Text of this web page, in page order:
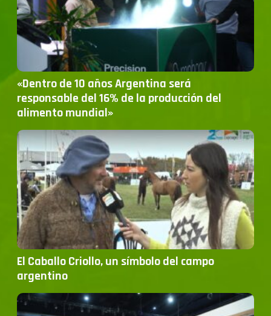
«Dentro de 10 años Argentina será
responsable del 16% de la producción del
alimento mundial»
El Caballo Criollo, un símbolo del campo
argentino